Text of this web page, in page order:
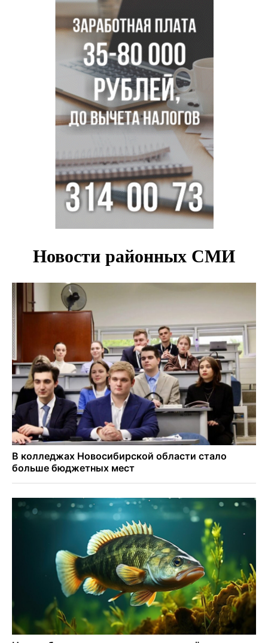
Заборы на площади Маркса сносят для новой зоны
отдыха в Новосибирске
Глава сельсовета Игорь Конах утонул у острова в
Новосибирском водохранилище